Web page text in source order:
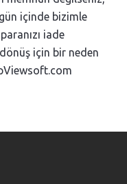
içinde bizimle
iade
için bir neden